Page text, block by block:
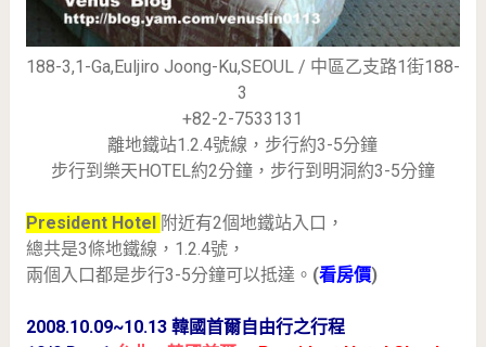
188-3,1-Ga,Euljiro Joong-Ku,SEOUL / 中區乙支路1街188-
3
+82-2-7533131
離地鐵站1.2.4號線，步行約3-5分鐘
步行到樂天HOTEL約2分鐘，步行到明洞約3-5分鐘
President Hotel
附近有2個地鐵站入口，
總共是3條地鐵線，1.2.4號，
兩個入口都是步行3-5分鐘可以抵達。 (看房價)
2008.10.09~10.13 韓國首爾自由行之行程